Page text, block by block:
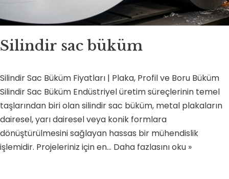
Silindir sac büküm
Silindir Sac Büküm Fiyatları | Plaka, Profil ve Boru Büküm
Silindir Sac Büküm Endüstriyel üretim süreçlerinin temel
taşlarından biri olan silindir sac büküm, metal plakaların
dairesel, yarı dairesel veya konik formlara
dönüştürülmesini sağlayan hassas bir mühendislik
işlemidir. Projeleriniz için en… Daha fazlasını oku »